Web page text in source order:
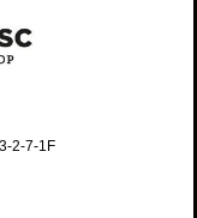
2-7-1F